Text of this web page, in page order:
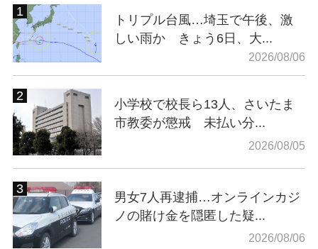
トリプル台風…埼玉で午後、激
しい雨か きょう6日、大...
2026/08/06
小学校で校長ら13人、さいたま
市教委が懲戒 未払い分...
2026/08/05
男女7人再逮捕…オンラインカジ
ノの賭け金を隠匿した疑...
2026/08/06